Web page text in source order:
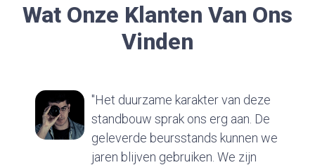
Wat Onze Klanten Van Ons
Vinden
"Het duurzame karakter van deze
standbouw sprak ons erg aan. De
geleverde beursstands kunnen we
jaren blijven gebruiken. We zijn